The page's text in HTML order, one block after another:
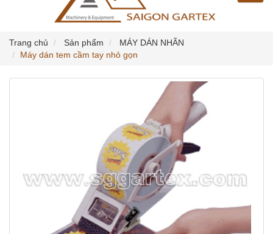
may
Trang chủ
Sản phẩm
MÁY DÁN NHÃN
Máy dán tem cầm tay nhỏ gọn